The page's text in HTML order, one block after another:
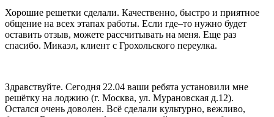
Хорошие решетки сделали. Качественно, быстро и приятное
общение на всех этапах работы. Если где–то нужно будет
оставить отзыв, можете рассчитывать на меня. Еще раз
спасибо. Микаэл, клиент с Грохольского переулка.
Здравствуйте. Сегодня 22.04 ваши ребята установили мне
решётку на лоджию (г. Москва, ул. Мурановская д.12).
Остался очень доволен. Всё сделали культурно, вежливо,